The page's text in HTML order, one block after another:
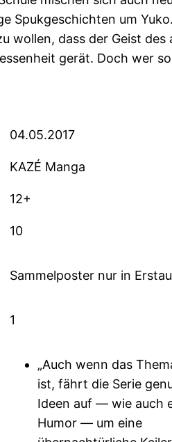
Spukgeschichten um
wollen, dass der Geist des
gerät. Doch wer
04.05.2017
KAZÉ Manga
12+
10
Sammelposter nur in
1
„Auch wenn das
ist, fährt die Serie
Ideen auf — wie auch
Humor — um eine